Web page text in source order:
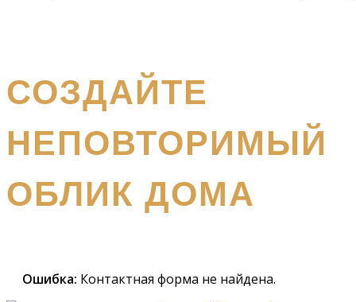
СОЗДАЙТЕ
НЕПОВТОРИМЫЙ
ОБЛИК ДОМА
Ошибка: Контактная форма не найдена.